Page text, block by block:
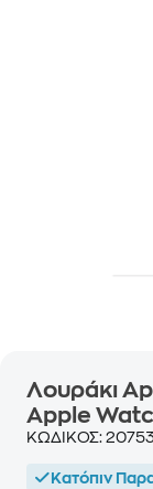
Λουράκι
Apple
ΚΩΔΙΚΟΣ:
Κατόπιν